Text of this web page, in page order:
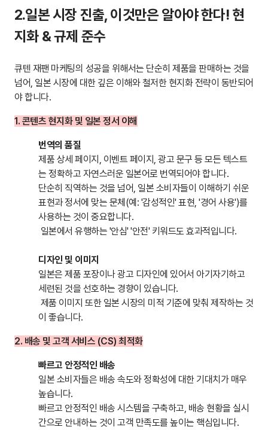
2.일본 시장 진출, 이것만은 알아야 한다! 현
지화 & 규제 준수
큐텐 재팬 마케팅의 성공을 위해서는 단순히 제품을 판매하는 것을
넘어, 일본 시장에 대한 깊은 이해와 철저한 현지화 전략이 동반되어
야 합니다.
1. 콘텐츠 현지화 및 일본 정서 이해
번역의 품질
제품 상세 페이지, 이벤트 페이지, 광고 문구 등 모든 텍스트
는 정확하고 자연스러운 일본어로 번역되어야 합니다.
단순히 직역하는 것을 넘어, 일본 소비자들이 이해하기 쉬운
표현과 정서에 맞는 문체(예: '감성적인' 표현, '경어 사용')를
사용하는 것이 중요합니다.
일본에서 유행하는 '안심' '안전' 키워드도 효과적입니다.
디자인 및 이미지
일본은 제품 포장이나 광고 디자인에 있어서 아기자기하고
세련된 것을 선호하는 경향이 있습니다.
제품 이미지 또한 일본 시장의 미적 기준에 맞춰 제작하는 것
이 좋습니다.
2. 배송 및 고객 서비스 (CS) 최적화
빠르고 안정적인 배송
일본 소비자들은 배송 속도와 정확성에 대한 기대치가 매우
높습니다.
빠르고 안정적인 배송 시스템을 구축하고, 배송 현황을 실시
간으로 안내하는 것이 고객 만족도를 높이는 핵심입니다.